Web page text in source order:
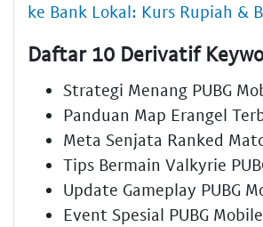
ke Bank Lokal: Kurs Rupiah &
Daftar 10 Derivatif
Strategi Menang PUBG
Panduan Map Erangel
Meta Senjata Ranked
Tips Bermain Valkyrie
Update Gameplay PUBG
Event Spesial PUBG Mobile